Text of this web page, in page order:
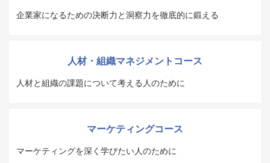
企業家になるための決断力と洞察力を徹底的に鍛える
人材・組織マネジメントコース
人材と組織の課題について考える人のために
マーケティングコース
マーケティングを深く学びたい人のために